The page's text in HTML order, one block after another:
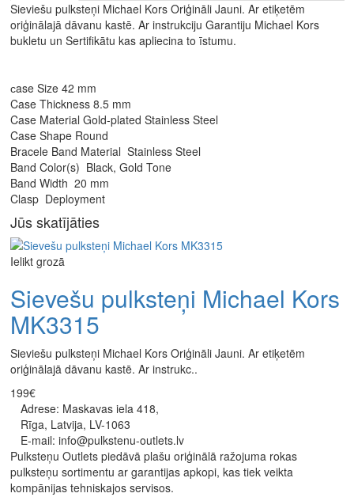
Sieviešu pulksteņi Michael Kors Oriģināli Jauni. Ar etiķetēm
oriģinālajā dāvanu kastē. Ar instrukciju Garantiju Michael Kors
bukletu un Sertifikātu kas apliecina to īstumu.
сase Size 42 mm
Case Thickness 8.5 mm
Case Material Gold-plated Stainless Steel
Case Shape Round
Bracele Band Material Stainless Steel
Band Color(s) Black, Gold Tone
Band Width 20 mm
Clasp Deployment
Jūs skatījāties
Ielikt grozā
Sievešu pulksteņi Michael Kors
MK3315
Sieviešu pulksteņi Michael Kors Oriģināli Jauni. Ar etiķetēm
oriģinālajā dāvanu kastē. Ar instrukc..
199€
Adrese: Maskavas iela 418,
Rīga, Latvija, LV-1063
E-mail: info@pulkstenu-outlets.lv
Pulksteņu Outlets piedāvā plašu oriģinālā ražojuma rokas
pulksteņu sortimentu ar garantijas apkopi, kas tiek veikta
kompānijas tehniskajos servisos.